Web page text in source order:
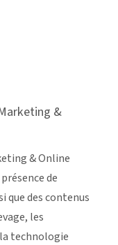
&
& Online
de
que des contenus
les
technologie